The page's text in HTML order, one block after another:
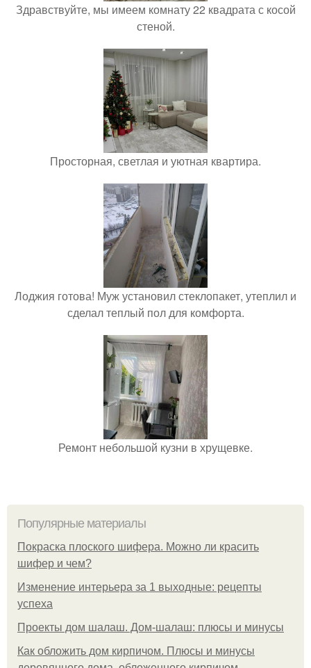
Здравствуйте, мы имеем комнату 22 квадрата с косой
стеной.
Просторная, светлая и уютная квартира.
Лоджия готова! Муж установил стеклопакет, утеплил и
сделал теплый пол для комфорта.
Ремонт небольшой кузни в хрущевке.
Популярные материалы
Покраска плоского шифера. Можно ли красить
шифер и чем?
Изменение интерьера за 1 выходные: рецепты
успеха
Проекты дом шалаш. Дом-шалаш: плюсы и минусы
Как обложить дом кирпичом. Плюсы и минусы